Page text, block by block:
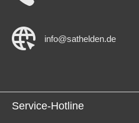
info@sathelden.de
Service-Hotline